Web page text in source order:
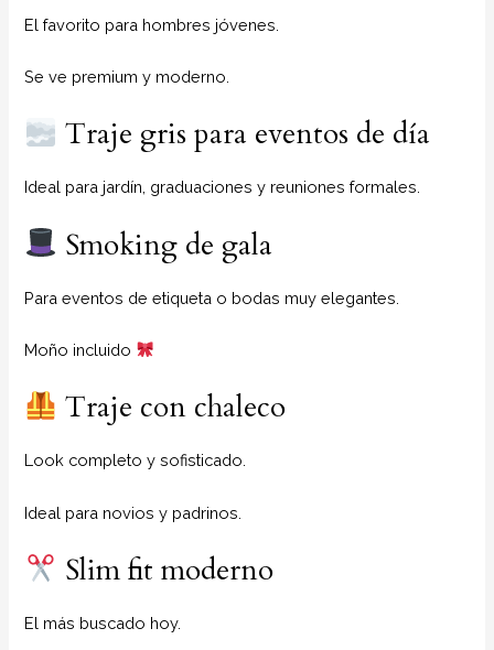
El favorito para hombres jóvenes.
Se ve premium y moderno.
Traje gris para eventos de día
Ideal para jardín, graduaciones y reuniones formales.
Smoking de gala
Para eventos de etiqueta o bodas muy elegantes.
Moño incluido
Traje con chaleco
Look completo y sofisticado.
Ideal para novios y padrinos.
Slim fit moderno
El más buscado hoy.